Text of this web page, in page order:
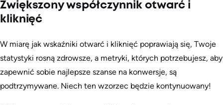
Zwiększony współczynnik otwarć i
kliknięć
W miarę jak wskaźniki otwarć i kliknięć poprawiają się, Twoje
statystyki rosną zdrowsze, a metryki, których potrzebujesz, aby
zapewnić sobie najlepsze szanse na konwersje, są
podtrzymywane. Niech ten wzorzec będzie kontynuowany!